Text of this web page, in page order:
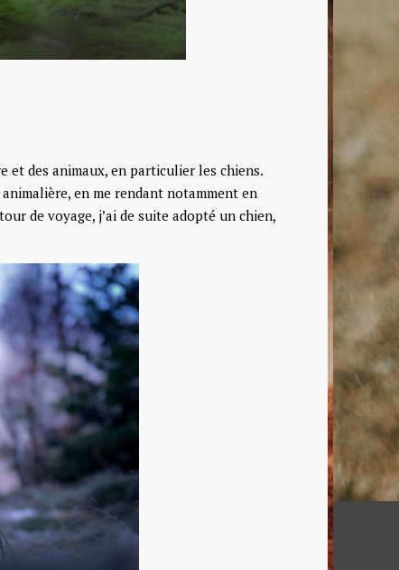
et des animaux, en particulier les chiens.
en me rendant notamment en
de voyage, j’ai de suite adopté un chien,